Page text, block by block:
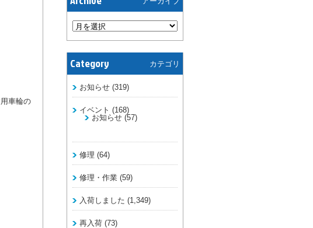
車輪の
Category カテゴリ
お知らせ (319)
イベント (168)
お知らせ (57)
修理 (64)
修理・作業 (59)
入荷しました (1,349)
再入荷 (73)